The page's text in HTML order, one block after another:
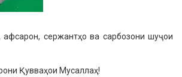
афсарон, сержантҳо ва сарбозони шуҷои
Қувваҳои Мусаллаҳ!